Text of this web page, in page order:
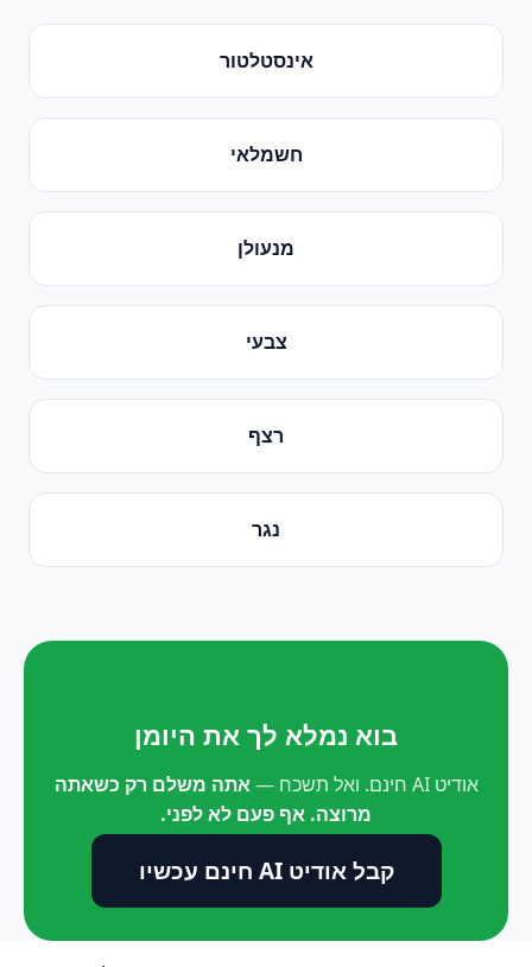
אינסטלטור
חשמלאי
מנעולן
צבעי
רצף
נגר
בוא נמלא לך את היומן
אודיט AI חינם. ואל תשכח —
אתה משלם רק כשאתה
מרוצה. אף פעם לא לפני.
קבל אודיט AI חינם עכשיו